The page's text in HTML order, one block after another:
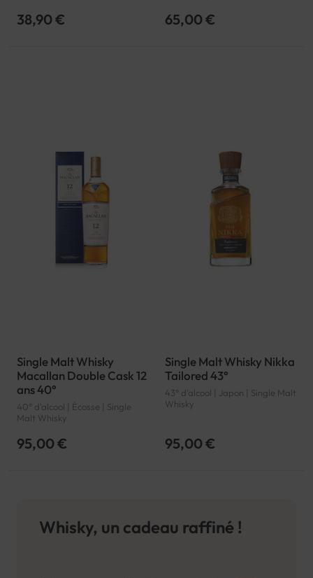
38,90 € 65,00 €
Single Malt Whisky
Macallan Double Cask 12
ans 40°
40° d'alcool | Écosse | Single
Malt Whisky
95,00 €
Single Malt Whisky Nikka
Tailored 43°
43° d'alcool | Japon | Single Malt
Whisky
95,00 €
Whisky, un cadeau raffiné !